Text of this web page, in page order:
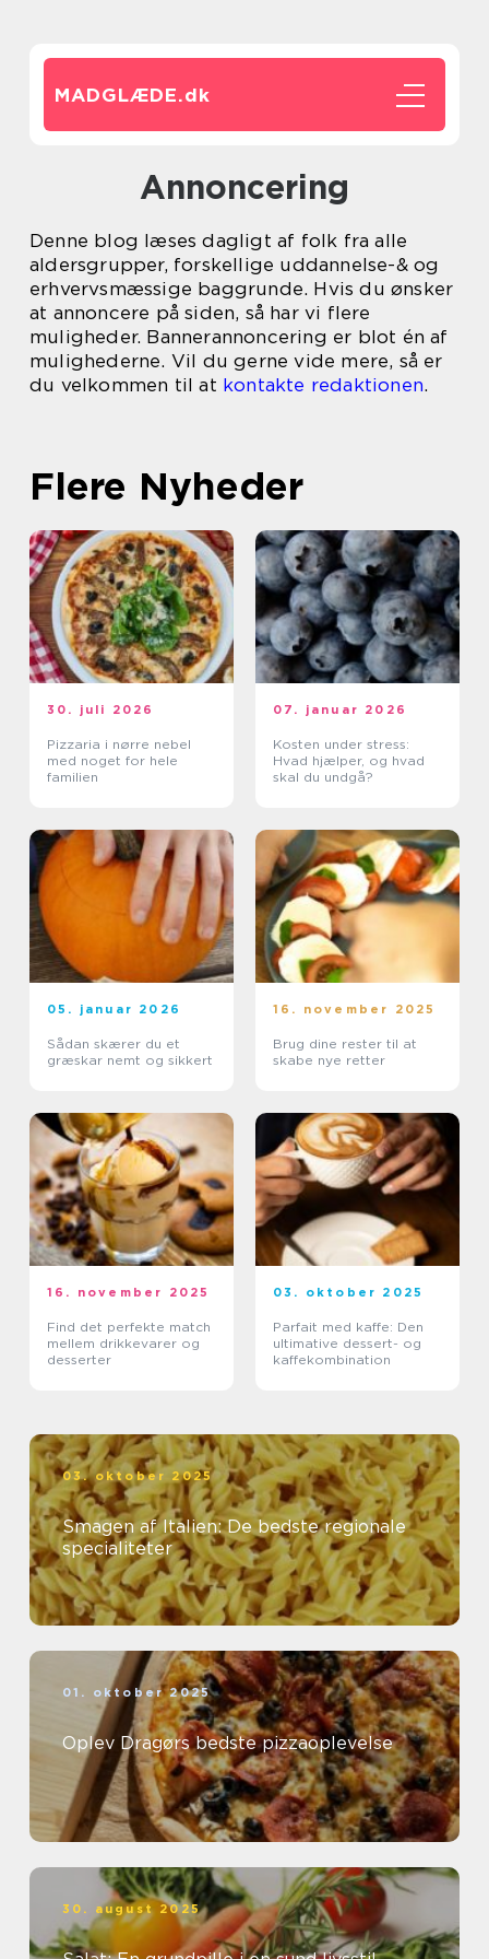
MADGLÆDE.dk
Annoncering
Denne blog læses dagligt af folk fra alle
aldersgrupper, forskellige uddannelse-& og
erhvervsmæssige baggrunde. Hvis du ønsker
at annoncere på siden, så har vi flere
muligheder. Bannerannoncering er blot én af
mulighederne. Vil du gerne vide mere, så er
du velkommen til at kontakte redaktionen.
Flere Nyheder
30. juli 2026
Pizzaria i nørre nebel
med noget for hele
familien
07. januar 2026
Kosten under stress:
Hvad hjælper, og hvad
skal du undgå?
05. januar 2026
Sådan skærer du et
græskar nemt og sikkert
16. november 2025
Brug dine rester til at
skabe nye retter
16. november 2025
Find det perfekte match
mellem drikkevarer og
desserter
03. oktober 2025
Parfait med kaffe: Den
ultimative dessert- og
kaffekombination
03. oktober 2025
Smagen af Italien: De bedste regionale
specialiteter
01. oktober 2025
Oplev Dragørs bedste pizzaoplevelse
30. august 2025